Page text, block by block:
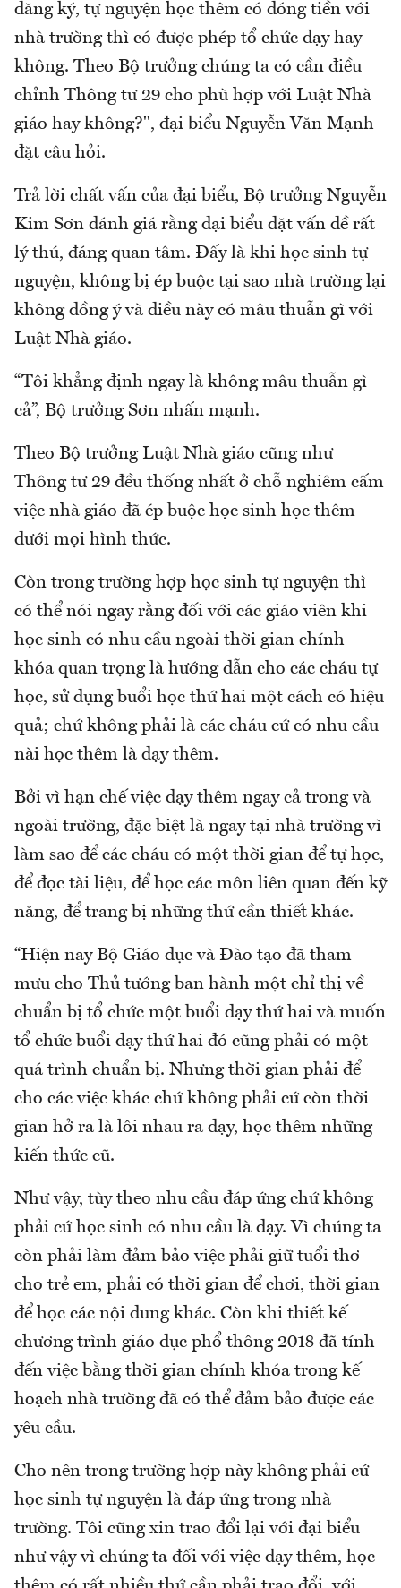
đăng ký, tự nguyện học thêm có đóng tiền với
nhà trường thì có được phép tổ chức dạy hay
không. Theo Bộ trưởng chúng ta có cần điều
chỉnh Thông tư 29 cho phù hợp với Luật Nhà
giáo hay không?", đại biểu Nguyễn Văn Mạnh
đặt câu hỏi.
Trả lời chất vấn của đại biểu, Bộ trưởng Nguyễn
Kim Sơn đánh giá rằng đại biểu đặt vấn đề rất
lý thú, đáng quan tâm. Đấy là khi học sinh tự
nguyện, không bị ép buộc tại sao nhà trường lại
không đồng ý và điều này có mâu thuẫn gì với
Luật Nhà giáo.
“Tôi khẳng định ngay là không mâu thuẫn gì
cả”, Bộ trưởng Sơn nhấn mạnh.
Theo Bộ trưởng Luật Nhà giáo cũng như
Thông tư 29 đều thống nhất ở chỗ nghiêm cấm
việc nhà giáo đã ép buộc học sinh học thêm
dưới mọi hình thức.
Còn trong trường hợp học sinh tự nguyện thì
có thể nói ngay rằng đối với các giáo viên khi
học sinh có nhu cầu ngoài thời gian chính
khóa quan trọng là hướng dẫn cho các cháu tự
học, sử dụng buổi học thứ hai một cách có hiệu
quả; chứ không phải là các cháu cứ có nhu cầu
nài học thêm là dạy thêm.
Bởi vì hạn chế việc dạy thêm ngay cả trong và
ngoài trường, đặc biệt là ngay tại nhà trường vì
làm sao để các cháu có một thời gian để tự học,
để đọc tài liệu, để học các môn liên quan đến kỹ
năng, để trang bị những thứ cần thiết khác.
“Hiện nay Bộ Giáo dục và Đào tạo đã tham
mưu cho Thủ tướng ban hành một chỉ thị về
chuẩn bị tổ chức một buổi dạy thứ hai và muốn
tổ chức buổi dạy thứ hai đó cũng phải có một
quá trình chuẩn bị. Nhưng thời gian phải để
cho các việc khác chứ không phải cứ còn thời
gian hở ra là lôi nhau ra dạy, học thêm những
kiến thức cũ.
Như vậy, tùy theo nhu cầu đáp ứng chứ không
phải cứ học sinh có nhu cầu là dạy. Vì chúng ta
còn phải làm đảm bảo việc phải giữ tuổi thơ
cho trẻ em, phải có thời gian để chơi, thời gian
để học các nội dung khác. Còn khi thiết kế
chương trình giáo dục phổ thông 2018 đã tính
đến việc bằng thời gian chính khóa trong kế
hoạch nhà trường đã có thể đảm bảo được các
yêu cầu.
Cho nên trong trường hợp này không phải cứ
học sinh tự nguyện là đáp ứng trong nhà
trường. Tôi cũng xin trao đổi lại với đại biểu
như vậy vì chúng ta đối với việc dạy thêm, học